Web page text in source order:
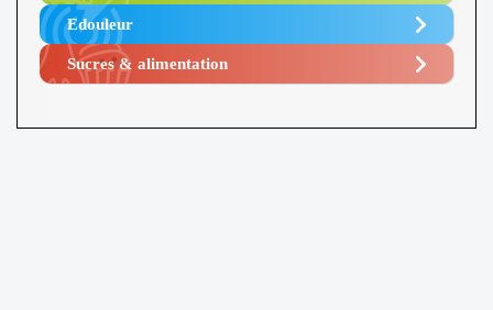
Edouleur​
Sucres & alimentation​